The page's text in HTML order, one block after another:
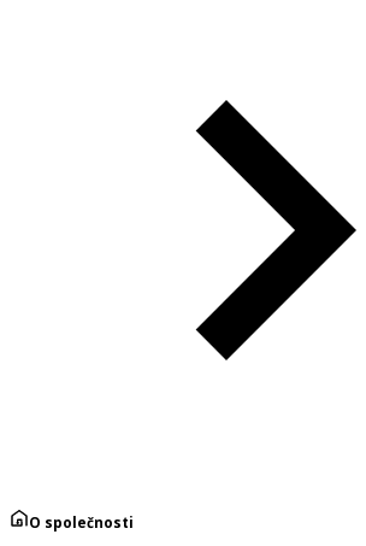
O společnosti